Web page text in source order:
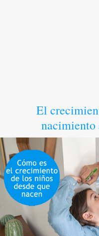
El
nacimiento